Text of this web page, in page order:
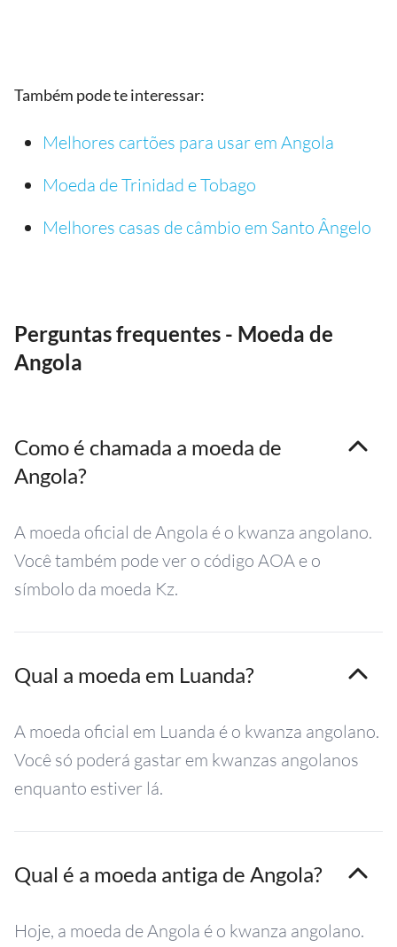
Também pode te interessar:
Melhores cartões para usar em Angola
Moeda de Trinidad e Tobago
Melhores casas de câmbio em Santo Ângelo
Perguntas frequentes - Moeda de
Angola
Como é chamada a moeda de
Angola?
A moeda oficial de Angola é o kwanza angolano.
Você também pode ver o código AOA e o
símbolo da moeda Kz.
Qual a moeda em Luanda?
A moeda oficial em Luanda é o kwanza angolano.
Você só poderá gastar em kwanzas angolanos
enquanto estiver lá.
Qual é a moeda antiga de Angola?
Hoje, a moeda de Angola é o kwanza angolano.